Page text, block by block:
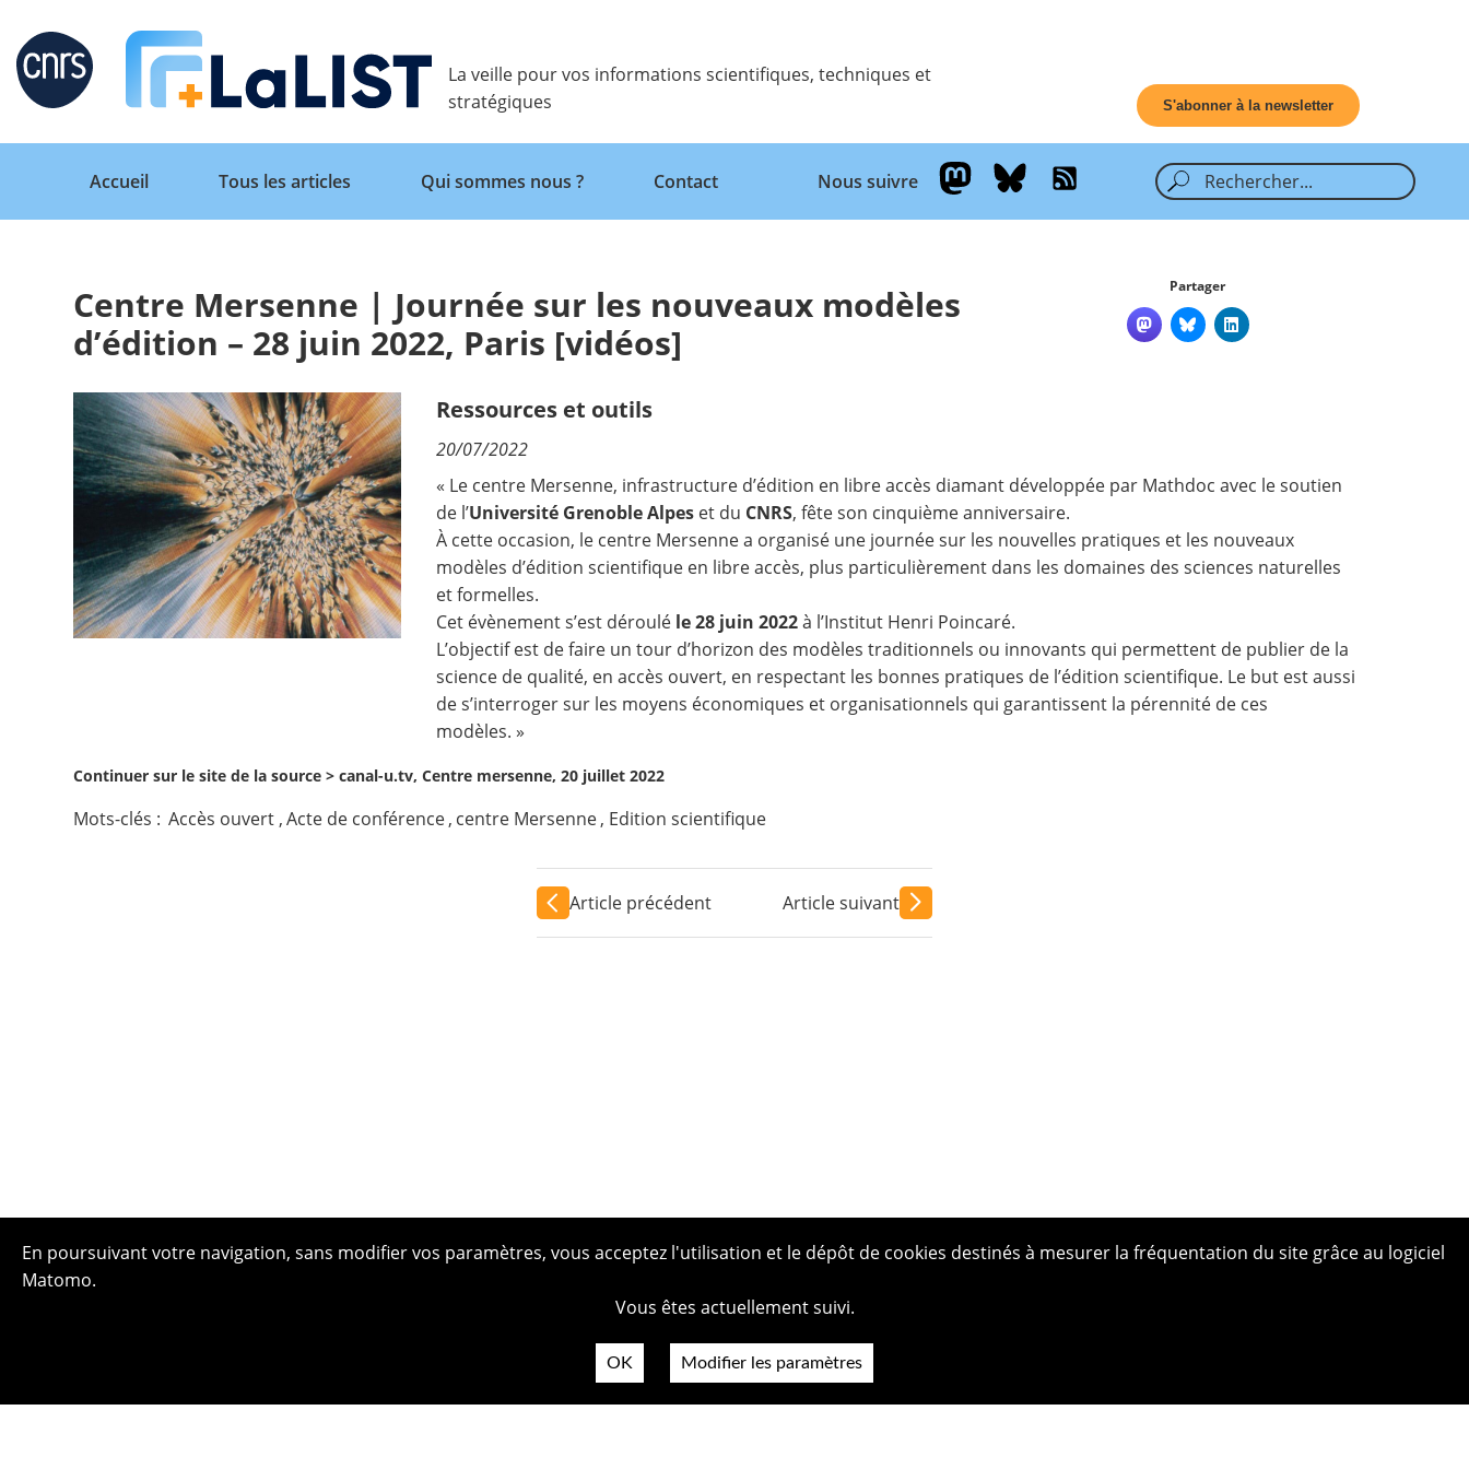
Retour
Accueil
Tous les articles
Qui sommes nous ?
Nous suivre
La veille pour vos informations scientifiques, techniques et
stratégiques
S'abonner à la newsletter
Retour
Accueil
Tous les articles Qui sommes nous ? Contact Nous suivre
Centre Mersenne | Journée sur les nouveaux modèles
d’édition – 28 juin 2022, Paris [vidéos]
Partager
Ressources et outils
20/07/2022
« Le centre Mersenne, infrastructure d’édition en libre accès diamant développée par Mathdoc avec le soutien
de l’Université Grenoble Alpes et du CNRS, fête son cinquième anniversaire.
À cette occasion, le centre Mersenne a organisé une journée sur les nouvelles pratiques et les nouveaux
modèles d’édition scientifique en libre accès, plus particulièrement dans les domaines des sciences naturelles
et formelles.
Cet évènement s’est déroulé le28 juin 2022à l’Institut Henri Poincaré.
L’objectif est de faire un tour d’horizon des modèles traditionnels ou innovants qui permettent de publier de la
science de qualité, en accès ouvert, en respectant les bonnes pratiques de l’édition scientifique. Le but est aussi
de s’interroger sur les moyens économiques et organisationnels qui garantissent la pérennité de ces
modèles. »
Continuer sur le site de la source >canal-u.tv, Centre mersenne, 20 juillet 2022
Mots-clés : Accès ouvert ,Acte de conférence, centre Mersenne, Edition scientifique
Article précédent Article suivant
En poursuivant votre navigation, sans modifier vos paramètres, vous acceptez l'utilisation et le dépôt de cookies destinés à mesurer la fréquentation du site grâce au logiciel
Matomo.
Vous êtes actuellement suivi.
OK Modifier les paramètres